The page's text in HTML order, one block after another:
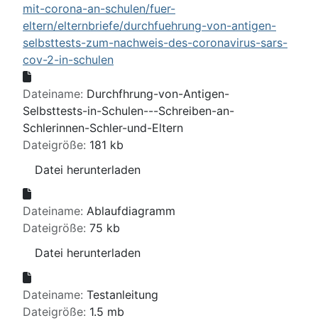
mit-corona-an-schulen/fuer-
eltern/elternbriefe/durchfuehrung-von-antigen-
selbsttests-zum-nachweis-des-coronavirus-sars-
cov-2-in-schulen
Dateiname: Durchfhrung-von-Antigen-
Selbsttests-in-Schulen---Schreiben-an-
Schlerinnen-Schler-und-Eltern
Dateigröße: 181 kb
Datei herunterladen
Dateiname: Ablaufdiagramm
Dateigröße: 75 kb
Datei herunterladen
Dateiname: Testanleitung
Dateigröße: 1.5 mb